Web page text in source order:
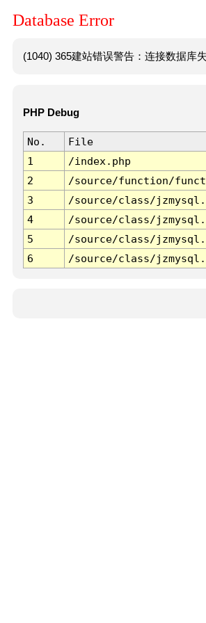
Database Error
(1040) 365建站错误警告：连接数据库
PHP Debug
No. File
1
/index.php
2
/source/function/
3
/source/class/
4
/source/class/
5
/source/class/
6
/source/class/